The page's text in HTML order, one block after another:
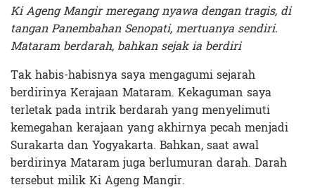
Ki Ageng Mangir meregang nyawa dengan tragis, di
tangan Panembahan Senopati, mertuanya sendiri.
Mataram berdarah, bahkan sejak ia berdiri
Tak habis-habisnya saya mengagumi sejarah
berdirinya Kerajaan Mataram. Kekaguman saya
terletak pada intrik berdarah yang menyelimuti
kemegahan kerajaan yang akhirnya pecah menjadi
Surakarta dan Yogyakarta. Bahkan, saat awal
berdirinya Mataram juga berlumuran darah. Darah
tersebut milik Ki Ageng Mangir.